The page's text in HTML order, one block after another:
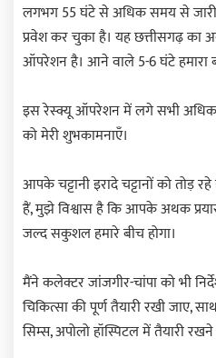
लगभग 55 घंटे से अधिक समय से
प्रवेश कर चुका है। यह छत्तीसगढ़
ऑपरेशन है। आने वाले 5-6 घंटे हमारा
इस रेस्क्यू ऑपरेशन में लगे सभी
को मेरी शुभकामनाएँ।
आपके चट्टानी इरादे चट्टानों को तोड़
हैं, मुझे विश्वास है कि आपके अथक
जल्द सकुशल हमारे बीच होगा।
मैंने कलेक्टर जांजगीर-चांपा को भी
चिकित्सा की पूर्ण तैयारी रखी जाए,
सिम्स, अपोलो हॉस्पिटल में तैयारी रखने